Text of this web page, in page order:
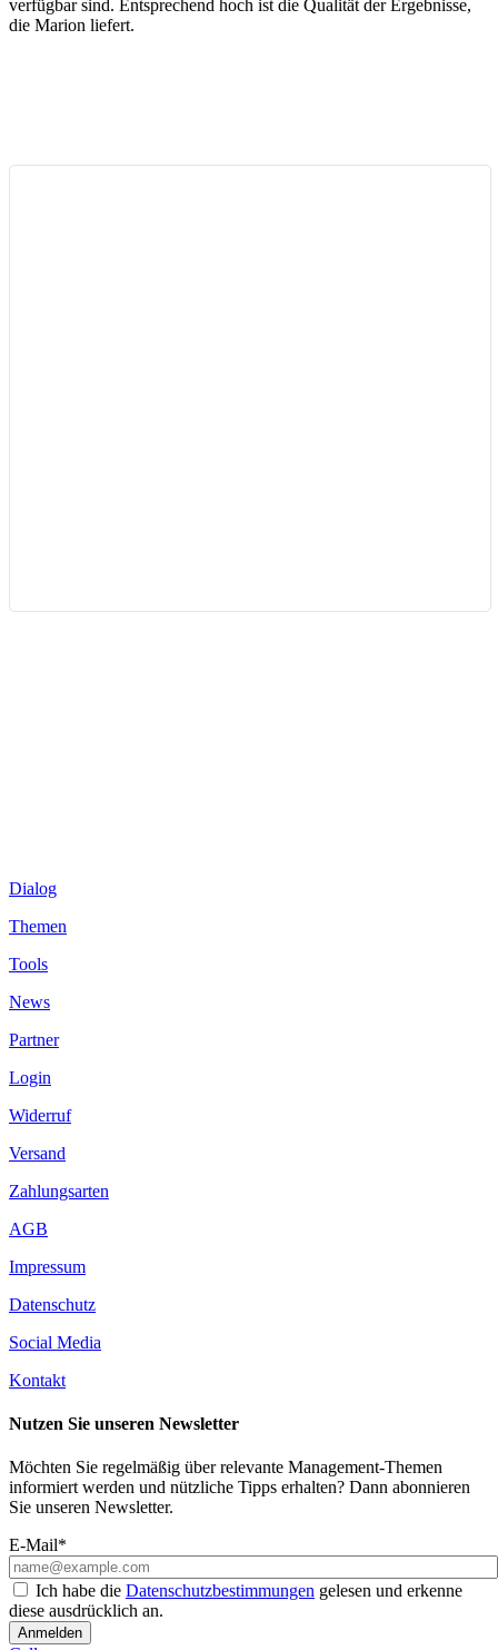
verfügbar sind. Entsprechend hoch ist die Qualität der Ergebnisse,
die Marion liefert.
Dialog
Themen
Tools
News
Partner
Login
Widerruf
Versand
Zahlungsarten
AGB
Impressum
Datenschutz
Social Media
Kontakt
Nutzen Sie unseren Newsletter
Möchten Sie regelmäßig über relevante Management-Themen
informiert werden und nützliche Tipps erhalten? Dann abonnieren
Sie unseren Newsletter.
E-Mail*
Ich habe die Datenschutzbestimmungen gelesen und erkenne
diese ausdrücklich an.
Anmelden